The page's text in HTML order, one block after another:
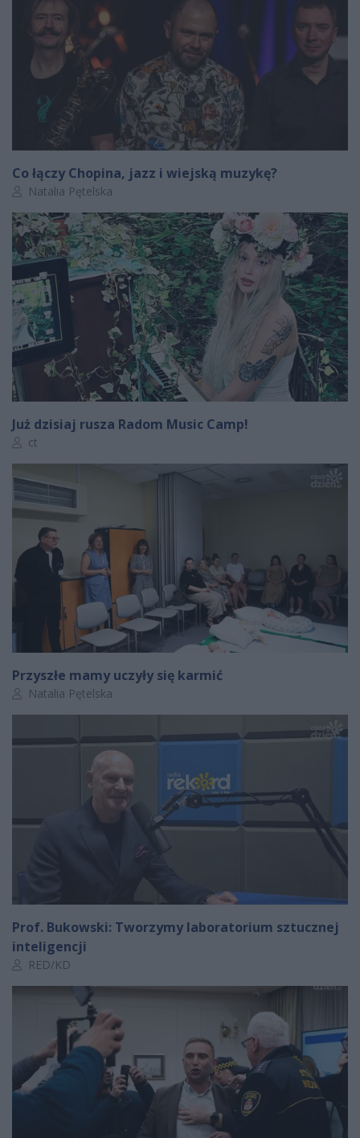
Co łączy Chopina, jazz i wiejską muzykę?
Autor artykułu:
Natalia Pętelska
Już dzisiaj rusza Radom Music Camp!
Autor artykułu:
ct
Przyszłe mamy uczyły się karmić
Autor artykułu:
Natalia Pętelska
Prof. Bukowski: Tworzymy laboratorium sztucznej
inteligencji
Autor artykułu:
RED/KD